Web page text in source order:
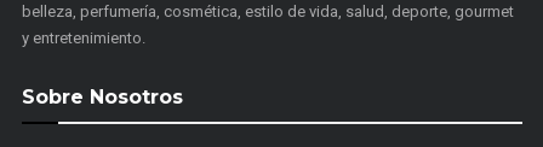
belleza, perfumería, cosmética, estilo de vida, salud, deporte, gourmet
y entretenimiento.
Sobre Nosotros